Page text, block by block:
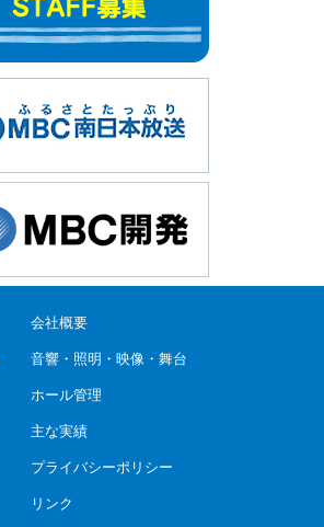
会社概要
音響・照明・映像・舞台
ホール管理
主な実績
プライバシーポリシー
リンク